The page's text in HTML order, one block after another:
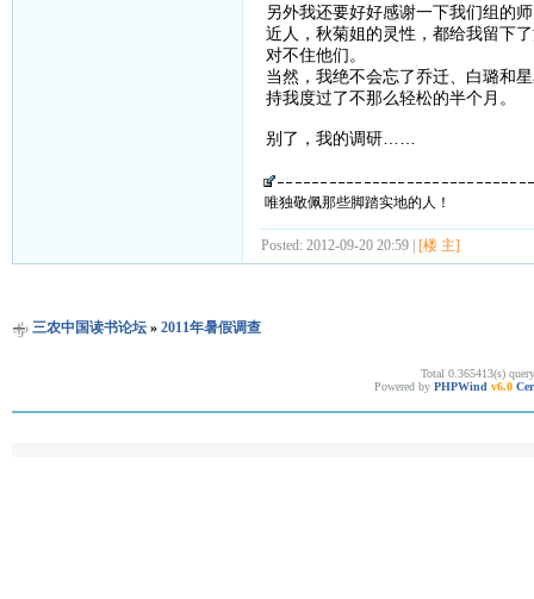
另外我还要好好感谢一下我们组的
近人，秋菊姐的灵性，都给我留下
对不住他们。
当然，我绝不会忘了乔迁、白璐和
持我度过了不那么轻松的半个月。
别了，我的调研……
唯独敬佩那些脚踏实地的人！
Posted: 2012-09-20 20:59 | [楼 主]
三农中国读书论坛» 2011年暑假调查
Total 0.365413(s)
Powered by PHPWind v6.0